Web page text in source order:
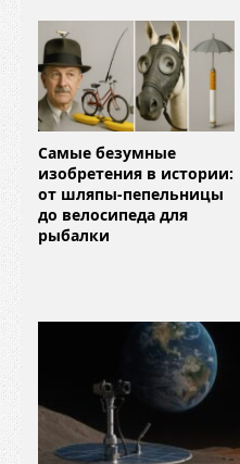
Самые безумные
изобретения в истории:
от шляпы-пепельницы
до велосипеда для
рыбалки